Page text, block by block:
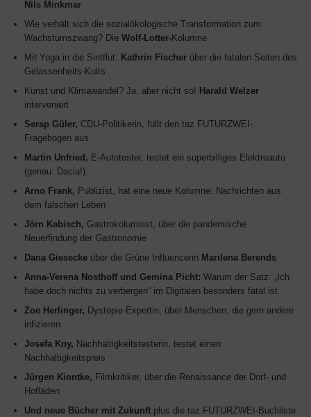
Nils Minkmar
Wie verhält sich die sozialökologische Transformation zum
Wachstumszwang? Die Wolf-Lotter-Kolumne
Mit Yoga in die Sintflut: Kathrin Fischer über die fatalen Seiten des
Gelassenheits-Kults
Kunst und Klimawandel? Ja, aber nicht so! Harald Welzer
interveniert
Serap Güler, CDU-Politikerin, füllt den taz FUTURZWEI-
Fragebogen aus
Martin Unfried, E-Autotester, testet ein superbilliges Elektroauto
(genau: Dacia!).
Arno Frank, Publizist, hat eine neue Kolumne: Nachrichten aus
dem falschen Leben
Jörn Kabisch, Gastrokolumnist, über die pandemische
Neuerfindung der Gastronomie
Dana Giesecke über die Grüne Influencerin Marilena Berends
Anna-Verena Nosthoff und Gemina Picht: Warum der Satz: „Ich
habe doch nichts zu verbergen“ im Digitalen besonders fatal ist
Zoe Herlinger, Dystopie-Expertin, über Menschen, die gern andere
infizieren
Josefa Kny, Nachhaltigkeitstesterin, testet einen
Nachhaltigkeitspreis
Jürgen Kiontke, Filmkritiker, über die Renaissance der Dorf- und
Hofläden
Und neue Bücher mit Zukunft plus die taz FUTURZWEI-Buchliste